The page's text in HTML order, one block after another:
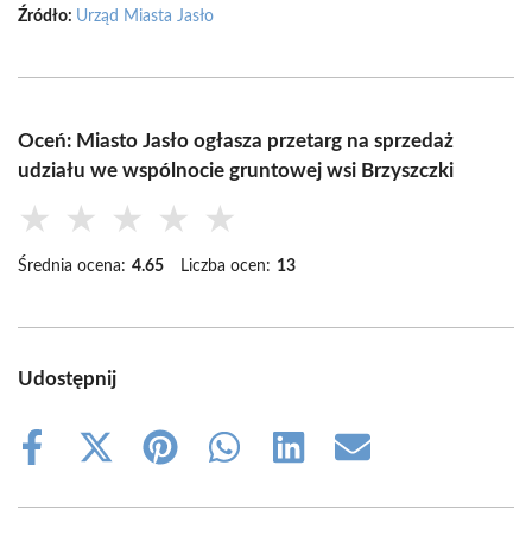
Źródło: Urząd Miasta Jasło
Oceń: Miasto Jasło ogłasza przetarg na sprzedaż
udziału we wspólnocie gruntowej wsi Brzyszczki
★ ★ ★ ★ ★
Średnia ocena: 4.65 Liczba ocen: 13
Udostępnij
Share
Share
(Twitter)
Share
Share
Share
Share